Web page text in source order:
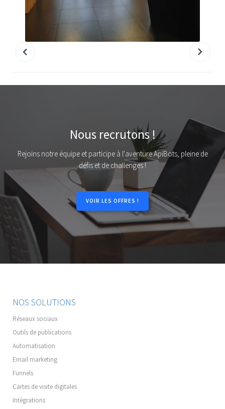
Nous recrutons !
Rejoins notre équipe et participe à l'aventure ApiBots, pleine de
défis et de challenges !
VOIR LES OFFRES !
NOS SOLUTIONS
Réseaux sociaux
Outils de publications
Automatisation
Email marketing
Funnels
Cartes de visite digitales
Intégrations